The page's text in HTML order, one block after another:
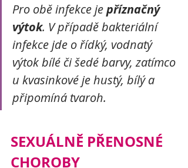
Pro obě infekce je příznačný
výtok. V případě bakteriální
infekce jde o řídký, vodnatý
výtok bílé či šedé barvy, zatímco
u kvasinkové je hustý, bílý a
připomíná tvaroh.
SEXUÁLNĚ PŘENOSNÉ
CHOROBY